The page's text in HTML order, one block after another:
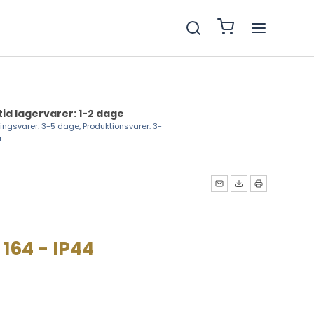
lagervarer: 1-2 dage
3-5 dage, Produktionsvarer: 3-
164 - IP44